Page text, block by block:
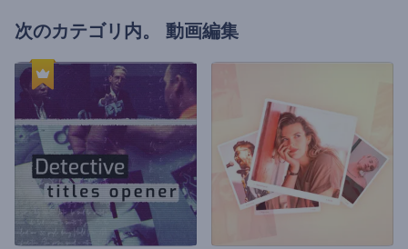
次のカテゴリ内。 動画編集